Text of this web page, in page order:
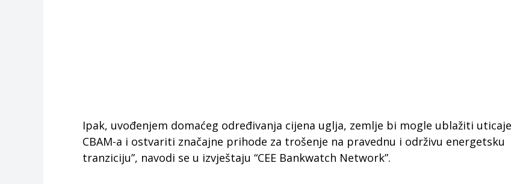
Ipak, uvođenjem domaćeg određivanja cijena uglja, zemlje bi mogle ublažiti uticaje
CBAM-a i ostvariti značajne prihode za trošenje na pravednu i održivu energetsku
tranziciju”, navodi se u izvještaju “CEE Bankwatch Network”.